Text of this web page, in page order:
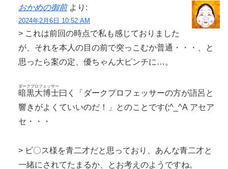
おかめの御前 より:
2024年2月6日 10:52 AM
> これは前回の時点で私も感じておりました
が、それを本人の目の前で突っこむか普通・・・、と
思ったら案の定、優ちゃん大ピンチに…。
暗黒大博士
ダークプロフェッサー
曰く「ダークプロフェッサーの方が語呂と
響きがよくていいのだ！」とのことです(;^_^A アセア
セ・・・
> ビ〇ス様を青二才だと思っており、あんな青二才と
一緒にされてたまるか、とお考えのようですね。